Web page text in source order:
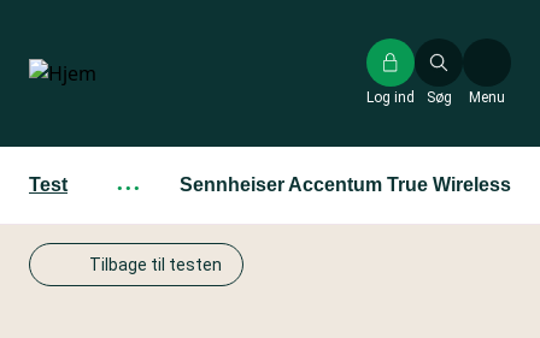
hovedindhold
Søg
Log ind Menu
Test ··· Sennheiser Accentum True Wireless
Tilbage til testen